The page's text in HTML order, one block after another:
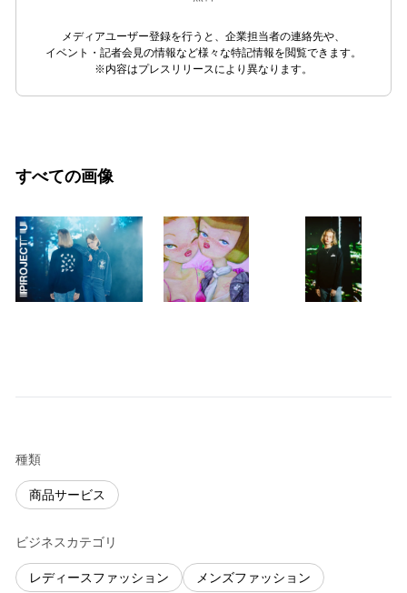
メディアユーザー登録を行うと、企業担当者の連絡先や、
イベント・記者会見の情報など様々な特記情報を閲覧できます。
※内容はプレスリリースにより異なります。
すべての画像
種類
商品サービス
ビジネスカテゴリ
レディースファッション メンズファッション